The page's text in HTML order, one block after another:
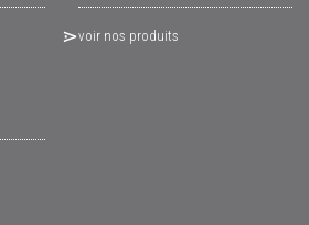
voir nos produits